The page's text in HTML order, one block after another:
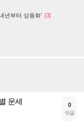
년부터 상용화' [3]
운세 0
댓글